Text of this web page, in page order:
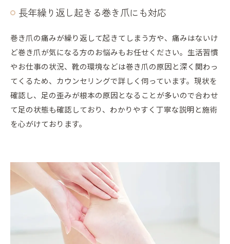
長年繰り返し起きる巻き爪にも対応
巻き爪の痛みが繰り返して起きてしまう方や、痛みはないけ
ど巻き爪が気になる方のお悩みもお任せください。生活習慣
やお仕事の状況、靴の環境などは巻き爪の原因と深く関わっ
てくるため、カウンセリングで詳しく伺っています。現状を
確認し、足の歪みが根本の原因となることが多いので合わせ
て足の状態も確認しており、わかりやすく丁寧な説明と施術
を心がけております。